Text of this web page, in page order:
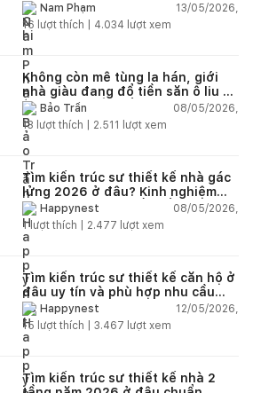
Nam Phạm
13/05/2026,
16 lượt thích | 4.034 lượt xem
Không còn mê tùng la hán, giới
nhà giàu đang đổ tiền săn ô liu cổ
thụ từ châu Âu về ban công
Bảo Trần
08/05/2026,
13 lượt thích | 2.511 lượt xem
Tìm kiến trúc sư thiết kế nhà gác
lửng 2026 ở đâu? Kinh nghiệm
chọn đúng tránh tốn tiền
Happynest
08/05/2026,
1lượt thích | 2.477 lượt xem
Tìm kiến trúc sư thiết kế căn hộ ở
đâu uy tín và phù hợp nhu cầu
năm 2026?
Happynest
12/05/2026,
15 lượt thích | 3.467 lượt xem
Tìm kiến trúc sư thiết kế nhà 2